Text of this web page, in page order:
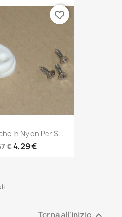
In Nylon Per S...
€4,29 €
favorite_border
Torna all'inizio